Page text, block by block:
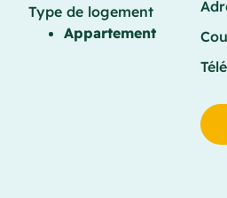
Type de logement
Appartement